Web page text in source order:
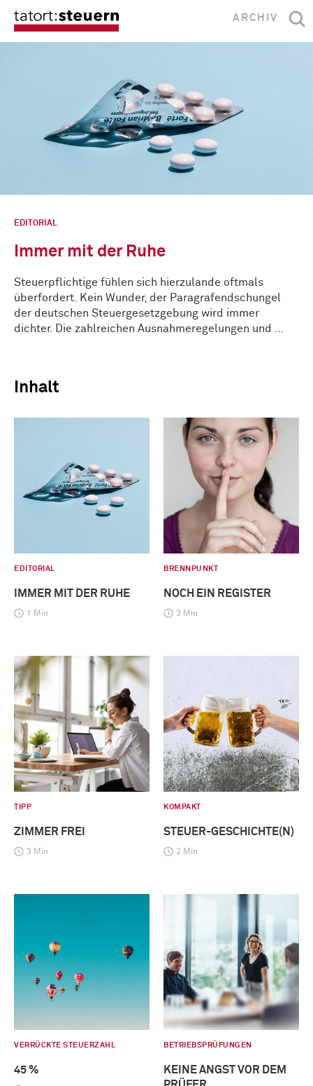
ARCHIV
EDITORIAL
Immer mit der Ruhe
Steuerpflichtige fühlen sich hierzulande oftmals
überfordert. Kein Wunder, der Paragrafendschungel
der deutschen Steuergesetzgebung wird immer
dichter. Die zahlreichen Ausnahmeregelungen und …
Inhalt
EDITORIAL
IMMER MIT DER RUHE
1 Min
BRENNPUNKT
NOCH EIN REGISTER
3 Min
TIPP
ZIMMER FREI
3 Min
KOMPAKT
STEUER-GESCHICHTE(N)
2 Min
VERRÜCKTE STEUERZAHL
45 %
BETRIEBSPRÜFUNGEN
KEINE ANGST VOR DEM